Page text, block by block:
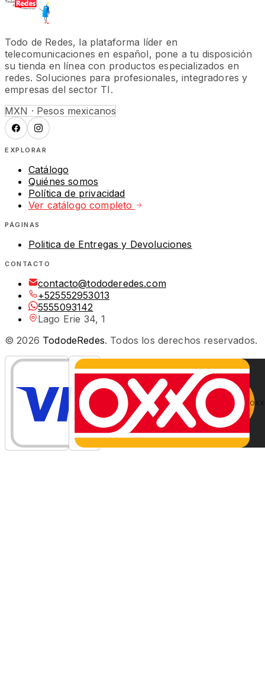
Todo de Redes, la plataforma líder en
telecomunicaciones en español, pone a tu disposición
su tienda en línea con productos especializados en
redes. Soluciones para profesionales, integradores y
empresas del sector TI.
MXN · Pesos mexicanos
EXPLORAR
Catálogo
Quiénes somos
Política de privacidad
Ver catálogo completo
PÁGINAS
Politica de Entregas y Devoluciones
CONTACTO
contacto@tododeredes.com
+525552953013
5555093142
Lago Erie 34, 1
©2026 TododeRedes. Todos los derechos reservados.